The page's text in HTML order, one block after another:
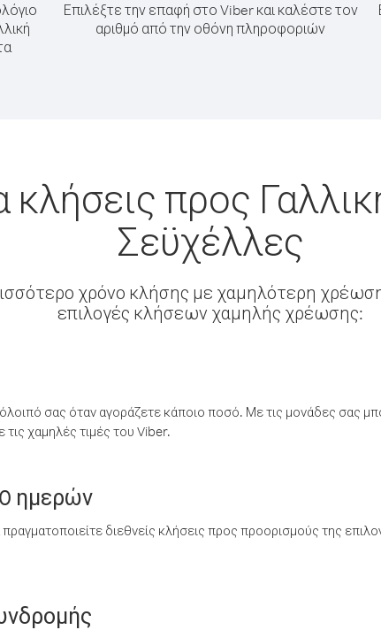
Επιλέξτε την επαφή στο Viber και καλέστε τον
αριθμό από την οθόνη πληροφοριών
κλήσεις προς
Σεϋχέλλες
χρόνο κλήσης με χαμηλότερη
επιλογές κλήσεων χαμηλής χρέωσης:
σας όταν αγοράζετε κάποιο ποσό. Με τις μονάδες σας
χαμηλές τιμές του Viber.
ημερών
διεθνείς κλήσεις προς προορισμούς της